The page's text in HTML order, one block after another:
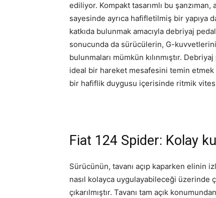
ediliyor. Kompakt tasarımlı bu
sayesinde ayrıca hafifletilmiş bir yapıya
katkıda bulunmak amacıyla debriyaj
sonucunda da sürücülerin, G-
bulunmaları mümkün kılınmıştır.
ideal bir hareket mesafesini temin etmek
bir hafiflik duygusu içerisinde ritmik
Fiat 124 Spider: Kolay
Sürücünün, tavanı açıp kaparken
nasıl kolayca uygulayabileceği üzerinde
çıkarılmıştır. Tavanı tam açık